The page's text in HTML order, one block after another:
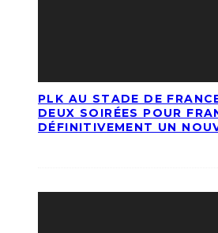
PLK AU STADE DE
DEUX SOIRÉES POUR
DÉFINITIVEMENT UN